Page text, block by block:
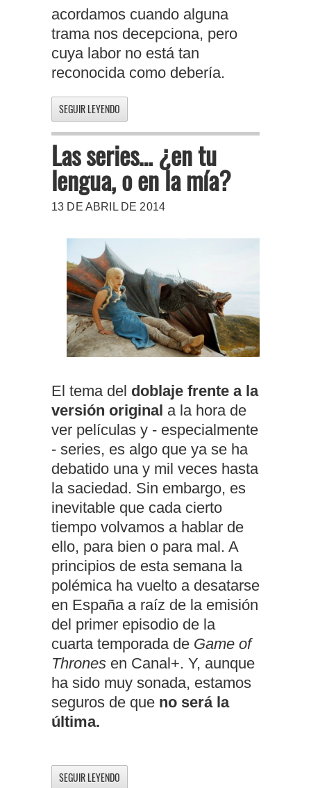
acordamos cuando alguna
trama nos decepciona, pero
cuya labor no está tan
reconocida como debería.
SEGUIR LEYENDO
Las series… ¿en tu
lengua, o en la mía?
13 DE ABRIL DE 2014
El tema del doblaje frente a la
versión original a la hora de
ver películas y - especialmente
- series, es algo que ya se ha
debatido una y mil veces hasta
la saciedad. Sin embargo, es
inevitable que cada cierto
tiempo volvamos a hablar de
ello, para bien o para mal. A
principios de esta semana la
polémica ha vuelto a desatarse
en España a raíz de la emisión
del primer episodio de la
cuarta temporada de Game of
Thrones en Canal+. Y, aunque
ha sido muy sonada, estamos
seguros de que no será la
última.
SEGUIR LEYENDO